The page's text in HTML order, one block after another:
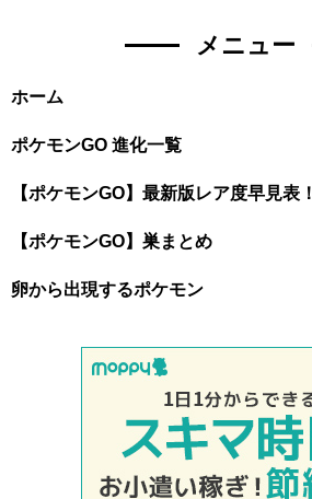
メニュー
ホーム
ポケモンGO 進化一覧
【ポケモンGO】最新版レア度早見表！
【ポケモンGO】巣まとめ
卵から出現するポケモン